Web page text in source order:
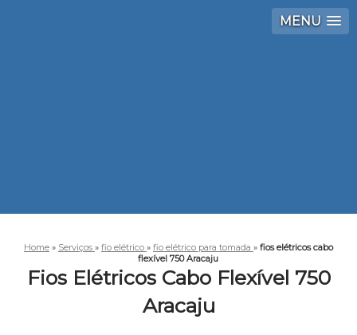
MENU
Home » Serviços » fio elétrico » fio elétrico para tomada » fios elétricos cabo
flexível 750 Aracaju
Fios Elétricos Cabo Flexível 750
Aracaju